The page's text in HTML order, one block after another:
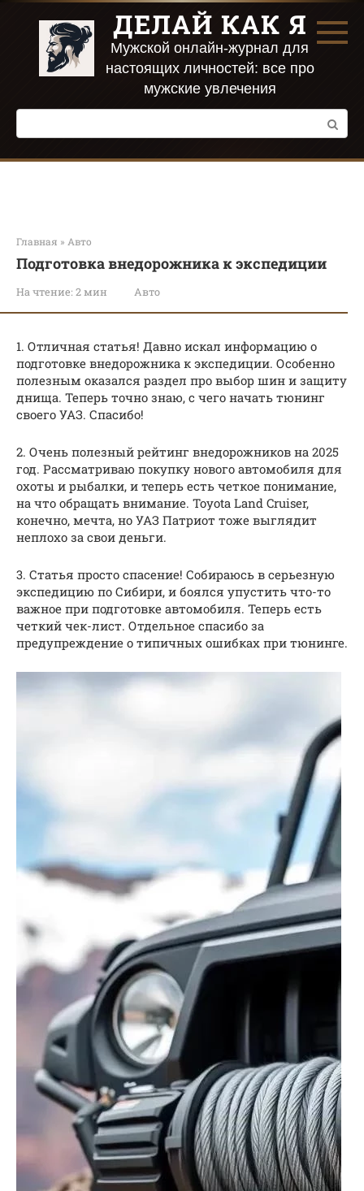
Перейти
контенту
ДЕЛАЙ КАК Я
Мужской онлайн-журнал для
настоящих личностей: все про
мужские увлечения
Поиск:
Главная » Авто
Подготовка внедорожника к экспедиции
На чтение: 2 мин Авто
1. Отличная статья! Давно искал информацию о
подготовке внедорожника к экспедиции. Особенно
полезным оказался раздел про выбор шин и защиту
днища. Теперь точно знаю, с чего начать тюнинг
своего УАЗ. Спасибо!
2. Очень полезный рейтинг внедорожников на 2025
год. Рассматриваю покупку нового автомобиля для
охоты и рыбалки, и теперь есть четкое понимание,
на что обращать внимание. Toyota Land Cruiser,
конечно, мечта, но УАЗ Патриот тоже выглядит
неплохо за свои деньги.
3. Статья просто спасение! Собираюсь в серьезную
экспедицию по Сибири, и боялся упустить что-то
важное при подготовке автомобиля. Теперь есть
четкий чек-лист. Отдельное спасибо за
предупреждение о типичных ошибках при тюнинге.